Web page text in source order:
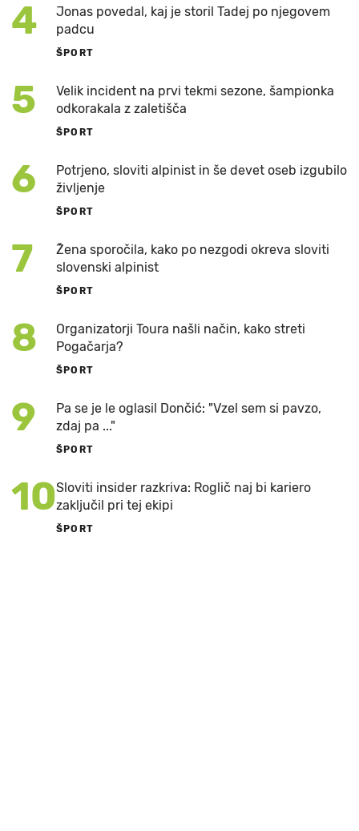
4
Jonas povedal, kaj je storil Tadej po njegovem
padcu
ŠPORT
5
Velik incident na prvi tekmi sezone, šampionka
odkorakala z zaletišča
ŠPORT
6
Potrjeno, sloviti alpinist in še devet oseb izgubilo
življenje
ŠPORT
7
Žena sporočila, kako po nezgodi okreva sloviti
slovenski alpinist
ŠPORT
8
Organizatorji Toura našli način, kako streti
Pogačarja?
ŠPORT
9
Pa se je le oglasil Dončić: "Vzel sem si pavzo,
zdaj pa ..."
ŠPORT
10Sloviti insider razkriva: Roglič naj bi kariero
zaključil pri tej ekipi
ŠPORT